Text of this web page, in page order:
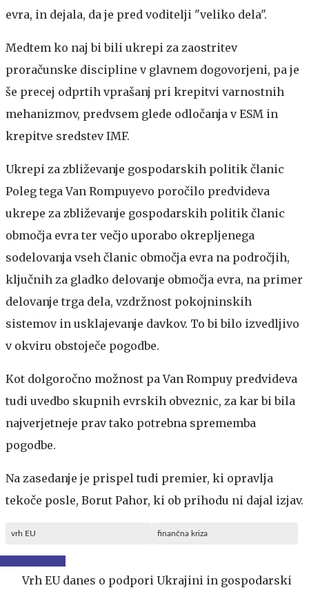
evra, in dejala, da je pred voditelji "veliko dela".
Medtem ko naj bi bili ukrepi za zaostritev
proračunske discipline v glavnem dogovorjeni, pa je
še precej odprtih vprašanj pri krepitvi varnostnih
mehanizmov, predvsem glede odločanja v ESM in
krepitve sredstev IMF.
Ukrepi za zbliževanje gospodarskih politik članic
Poleg tega Van Rompuyevo poročilo predvideva
ukrepe za zbliževanje gospodarskih politik članic
območja evra ter večjo uporabo okrepljenega
sodelovanja vseh članic območja evra na področjih,
ključnih za gladko delovanje območja evra, na primer
delovanje trga dela, vzdržnost pokojninskih
sistemov in usklajevanje davkov. To bi bilo izvedljivo
v okviru obstoječe pogodbe.
Kot dolgoročno možnost pa Van Rompuy predvideva
tudi uvedbo skupnih evrskih obveznic, za kar bi bila
najverjetneje prav tako potrebna sprememba
pogodbe.
Na zasedanje je prispel tudi premier, ki opravlja
tekoče posle, Borut Pahor, ki ob prihodu ni dajal izjav.
vrh EU finančna kriza
Vrh EU danes o podpori Ukrajini in gospodarski